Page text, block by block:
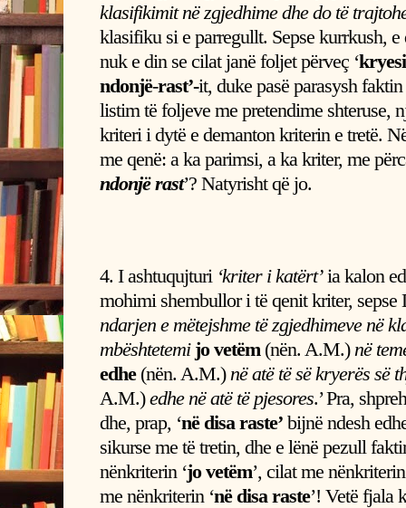
klasifikimit në zgjedhime dhe do të
klasifiku si e parregullt. Sepse kurrkush,
nuk e din se cilat janë foljet përveç ‘
ndonjë-rast’-it, duke pasë parasysh
listim të foljeve me pretendime shteruse,
kriteri i dytë e demanton kriterin e tretë.
me qenë: a ka parimsi, a ka kriter, me
ndonjë rast’? Natyrisht që jo.
4. I ashtuqujturi ‘kriter i katërt’ia kalon
mohimi shembullor i të qenit kriter, sepse
ndarjen e mëtejshme të zgjedhimeve në
mbështetemi jo vetëm(nën. A.M.)në
edhe(nën. A.M.)në atë të së kryerës së
A.M.)edhe në atë të pjesores.’ Pra,
dhe, prap, ‘në disa raste’ bijnë ndesh
sikurse me të tretin, dhe e lënë pezull
nënkriterin ‘jo vetëm’, cilat me nënkriterin
me nënkriterin ‘në disa raste’! Vetë fjala